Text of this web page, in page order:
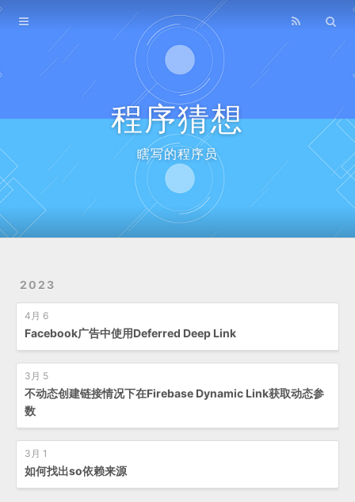
程序猜想
瞎写的程序员
2023
4月 6
Facebook广告中使用Deferred Deep Link
3月 5
不动态创建链接情况下在Firebase Dynamic Link获取动态参
数
3月 1
如何找出so依赖来源
Home